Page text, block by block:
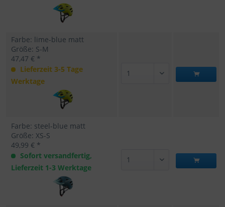
Farbe: lime-blue matt
Größe: S-M
47,47 € *
Lieferzeit 3-5 Tage
Werktage
Farbe: steel-blue matt
Größe: XS-S
49,99 € *
Sofort versandfertig,
Lieferzeit 1-3 Werktage